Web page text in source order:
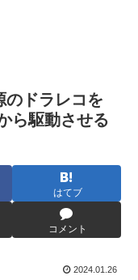
のドラレコを
ら駆動させる
はてブ
コメント
2024.01.26